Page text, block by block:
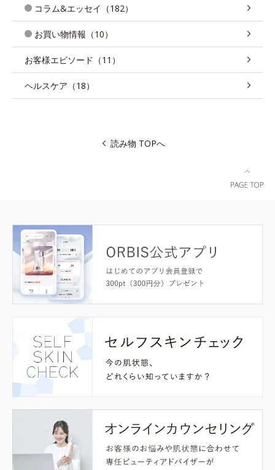
コラム&エッセイ（182）
お買い物情報（10）
お客様エピソード（11）
ヘルスケア（18）
読み物 TOPへ